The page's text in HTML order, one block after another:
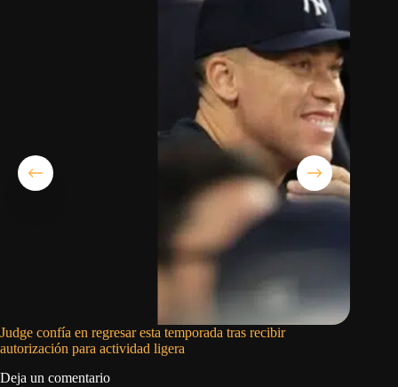
Judge confía en regresar esta temporada tras recibir
autorización para actividad ligera
Deja un comentario